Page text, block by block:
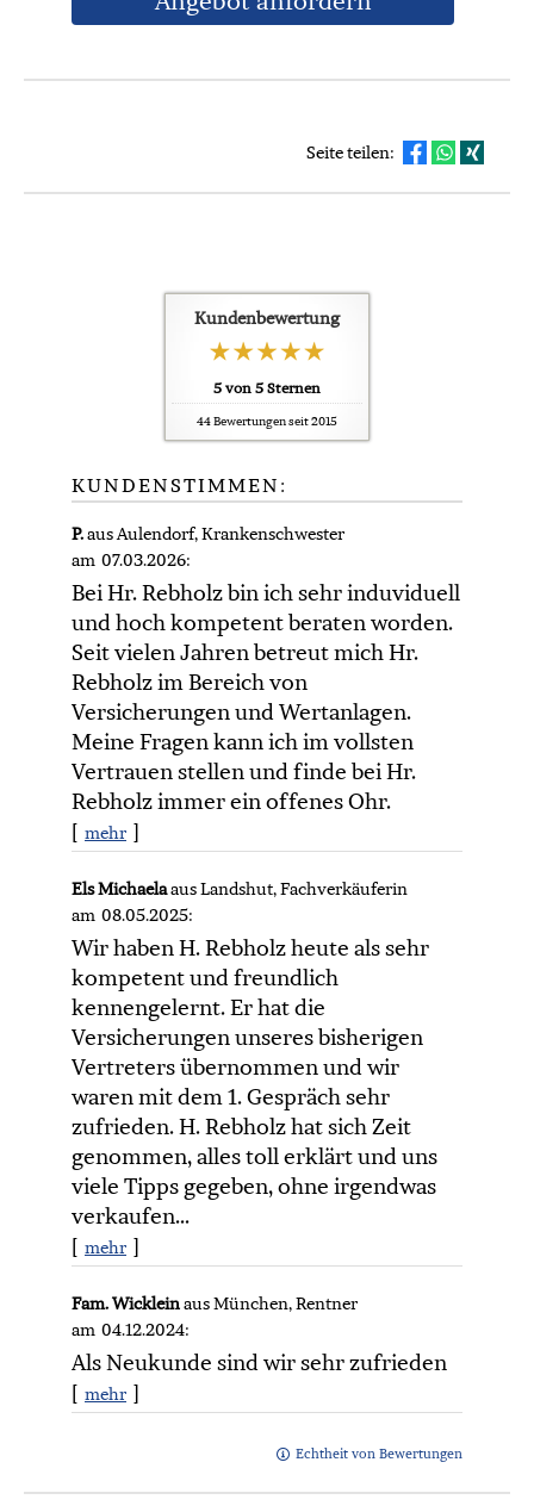
Seite teilen:
Kundenbewertung
5 von 5 Sternen
44Bewertungen seit 2015
KUNDENSTIMMEN:
P.aus Aulendorf, Krankenschwester
am 07.03.2026:
Bei Hr. Rebholz bin ich sehr induviduell
und hoch kompetent beraten worden.
Seit vielen Jahren betreut mich Hr.
Rebholz im Bereich von
Versicherungen und Wertanlagen.
Meine Fragen kann ich im vollsten
Vertrauen stellen und finde bei Hr.
Rebholz immer ein offenes Ohr.
[ mehr ]
Els Michaelaaus Landshut, Fachverkäuferin
am 08.05.2025:
Wir haben H. Rebholz heute als sehr
kompetent und freundlich
kennengelernt. Er hat die
Versicherungen unseres bisherigen
Vertreters übernommen und wir
waren mit dem 1. Gespräch sehr
zufrieden. H. Rebholz hat sich Zeit
genommen, alles toll erklärt und uns
viele Tipps gegeben, ohne irgendwas
verkaufen...
[ mehr ]
Fam. Wickleinaus München, Rentner
am 04.12.2024:
Als Neukunde sind wir sehr zufrieden
[ mehr ]
Echtheit von Bewertungen